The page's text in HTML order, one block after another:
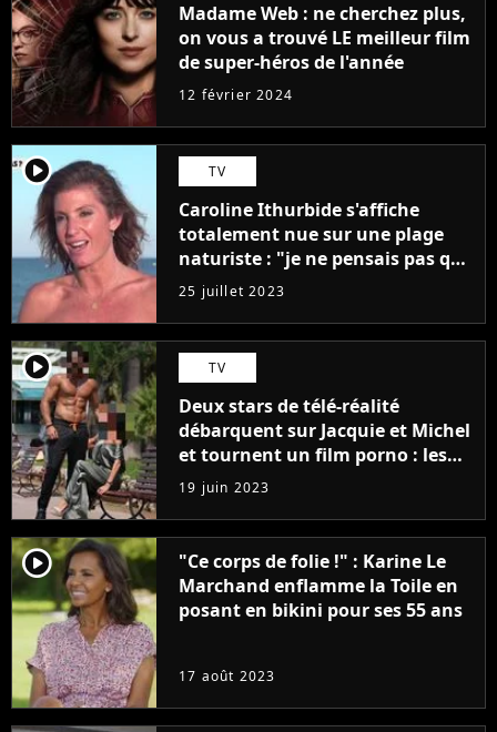
Madame Web : ne cherchez plus,
on vous a trouvé LE meilleur film
de super-héros de l'année
12 février 2024
player2 TV
Caroline Ithurbide s'affiche
totalement nue sur une plage
naturiste : "je ne pensais pas que
j'arriverais à le faire..."
25 juillet 2023
player2 TV
Deux stars de télé-réalité
débarquent sur Jacquie et Michel
et tournent un film porno : les
premières images du tournage
(exclu)
19 juin 2023
player2
"Ce corps de folie !" : Karine Le
Marchand enflamme la Toile en
posant en bikini pour ses 55 ans
17 août 2023